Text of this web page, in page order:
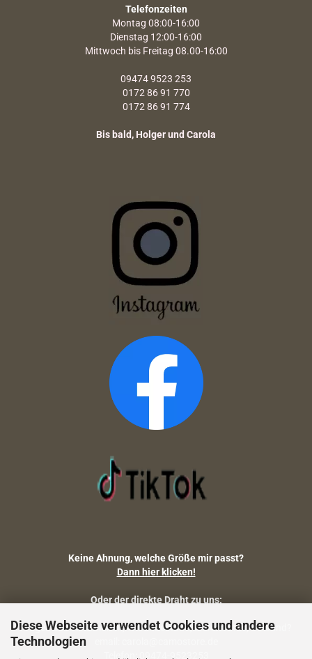
Diese Webseite verwendet Cookies und andere
Technologien
Telefonzeiten
Montag 08:00-16:00
Dienstag 12:00-16:00
Mittwoch bis Freitag 08.00-16:00
09474 9523 253
0172 86 91 770
0172 86 91 774
Bis bald, Holger und Carola
Keine Ahnung, welche Größe mir passt?
Dann hier klicken!
Oder der direkte Draht zu uns:
Fragen zu Artikelmaßen, Warenbestand, Lieferstatus, Versand?
Telefon: 09474-9523253